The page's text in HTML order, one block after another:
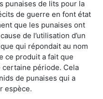
punaises de lits pour la
de guerre en font état
que les punaises ont
de l’utilisation d’un
qui répondait au nom
ce produit a fait que
certaine période. Cela
de punaises qui a
espèce.